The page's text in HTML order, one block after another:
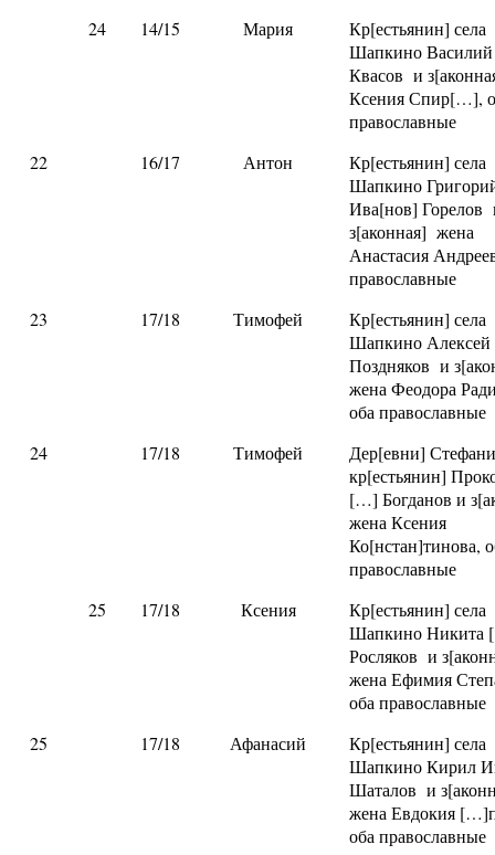
24
14/15 Мария
Кр[естьянин] села
Шапкино
Квасов и
Ксения Спир[…],
православные
22
16/17 Антон
Кр[естьянин] села
Шапкино
Ива[нов] Горелов
з[аконная] жена
Анастасия
православные
23
17/18 Тимофей
Кр[естьянин] села
Шапкино
Поздняков и
жена Феодора
оба православные
24
17/18 Тимофей
Дер[евни]
кр[естьянин]
[…] Богданов и
жена Ксения
Ко[нстан]тинова,
православные
25
17/18 Ксения
Кр[естьянин] села
Шапкино
Росляков и
жена Ефимия
оба православные
25
17/18 Афанасий
Кр[естьянин] села
Шапкино Кирил
Шаталов и
жена Евдокия
оба православные